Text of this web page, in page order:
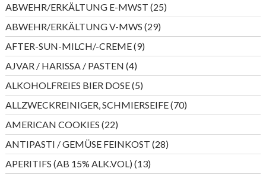
ABWEHR/ERKÄLTUNG E-MWST 2525
Produkte
ABWEHR/ERKÄLTUNG V-MWS 2929
Produkte
AFTER-SUN-MILCH/-CREME 99
Produkte
AJVAR / HARISSA / PASTEN 44
Produkte
ALKOHOLFREIES BIER DOSE 55
Produkte
ALLZWECKREINIGER, SCHMIERSEIFE 7070
Produkte
AMERICAN COOKIES 2222
Produkte
ANTIPASTI / GEMÜSE FEINKOST 2828
Produkte
APERITIFS (AB 15% ALK.VOL) 1313